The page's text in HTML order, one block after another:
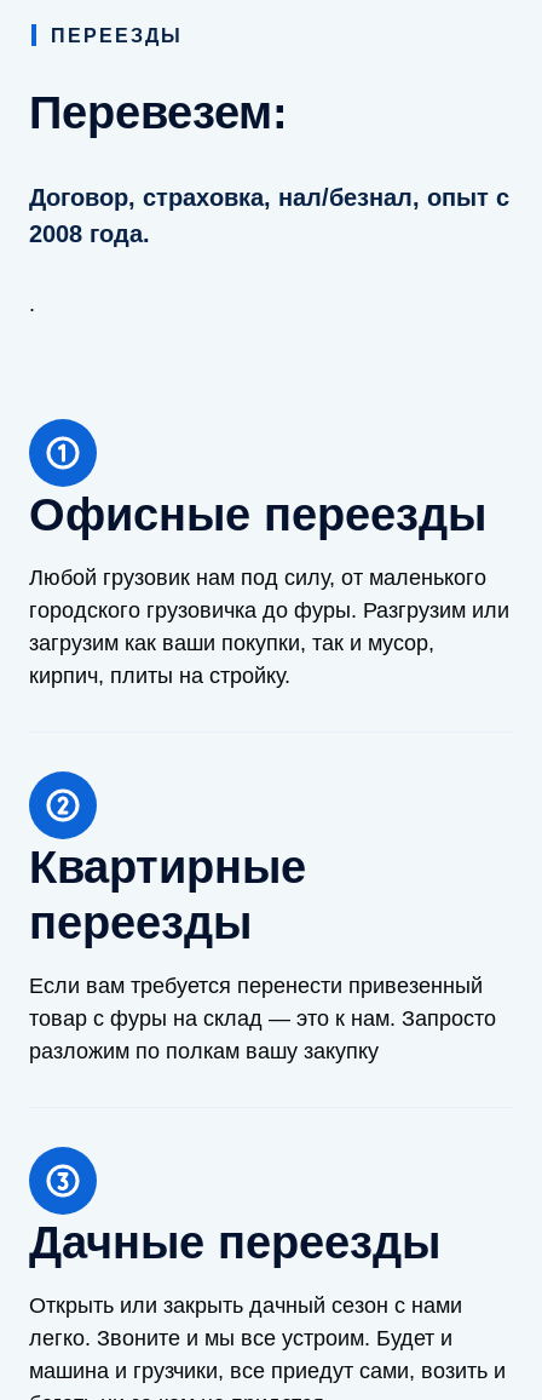
ПЕРЕЕЗДЫ
Перевезем:
Договор, страховка, нал/безнал, опыт с
2008 года.
.
Офисные переезды
Любой грузовик нам под силу, от маленького
городского грузовичка до фуры. Разгрузим или
загрузим как ваши покупки, так и мусор,
кирпич, плиты на стройку.
Квартирные
переезды
Если вам требуется перенести привезенный
товар с фуры на склад — это к нам. Запросто
разложим по полкам вашу закупку
Дачные переезды
Открыть или закрыть дачный сезон с нами
легко. Звоните и мы все устроим. Будет и
машина и грузчики, все приедут сами, возить и